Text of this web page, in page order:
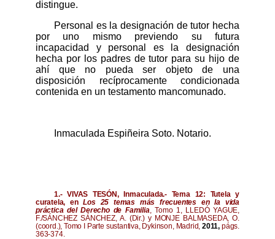
distingue.
Personal es la designación de tutor hecha
por uno mismo previendo su futura
incapacidad y personal es la designación
hecha por los padres de tutor para su hijo de
ahí que no pueda ser objeto de una
disposición recíprocamente condicionada
contenida en un testamento mancomunado.
Inmaculada Espiñeira Soto. Notario.
1.-VIVAS TESÓN, Inmaculada.- Tema 12: Tutela y
curatela, enLos 25 temas más frecuentes en la vida
práctica del Derecho de Familia , Tomo 1, LLEDÓ YAGUE,
F./SÁNCHEZ SÁNCHEZ, A. (Dir.) y MONJE BALMASEDA, O.
(coord.), Tomo I Parte sustantiva, Dykinson, Madrid,2011, págs.
363-374.